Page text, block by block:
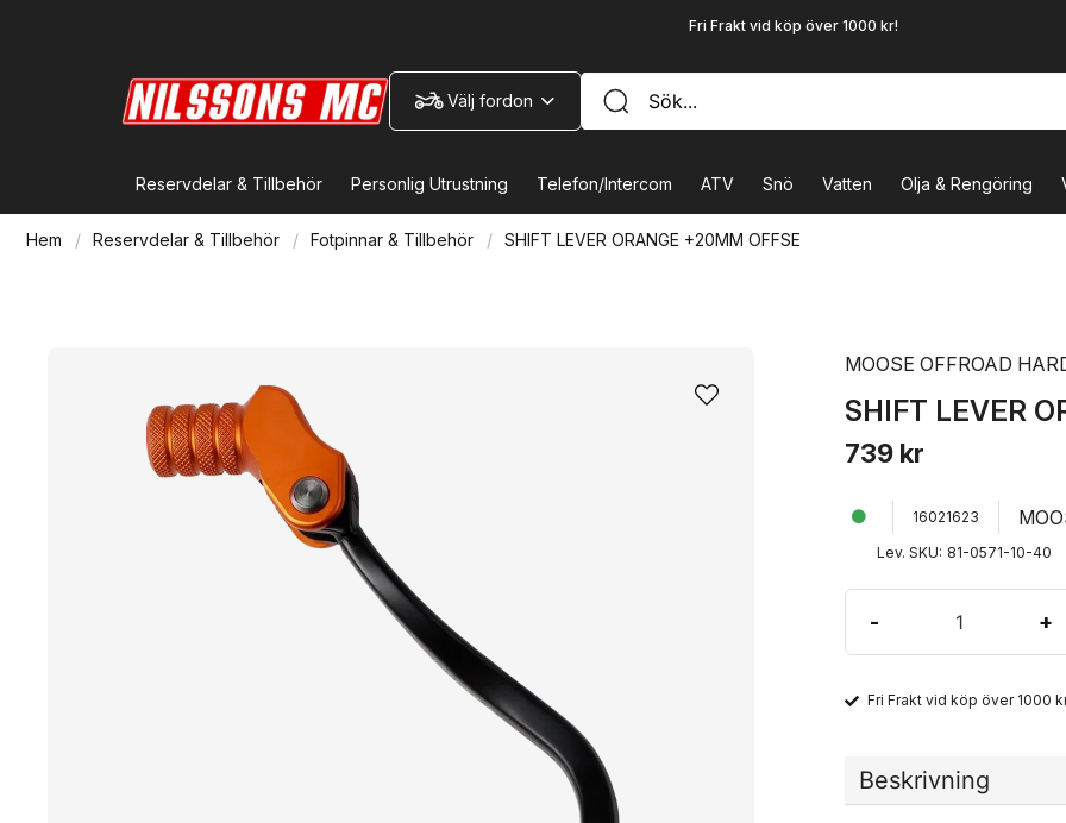
Fri Frakt vid köp över 1000 kr!
Välj fordon
Reservdelar & Tillbehör Personlig Utrustning Telefon/Intercom ATV Snö Vatten Olja & Rengöring
Hem Reservdelar & Tillbehör Fotpinnar & Tillbehör SHIFT LEVER ORANGE +20MM OFFSE
MOOSE OFFROAD
SHIFT LEVER
739 kr
16021623
Lev. SKU: 81-0571-10-40
- +
Fri Frakt vid köp över 1000
Beskrivning